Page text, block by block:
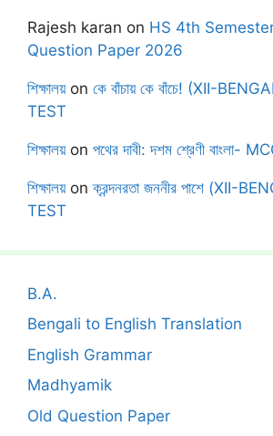
Rajesh karan on HS 4th
Question Paper 2026
শিক্ষালয়on কে বাঁচায় কে বাঁচে! (XII-
TEST
শিক্ষালয়on পথের দাবী: দশম শ্রেণী বাংলা-
শিক্ষালয়onক্রন্দনরতা জননীর পাশে (XII-
TEST
B.A.
Bengali to English Translation
English Grammar
Madhyamik
Old Question Paper